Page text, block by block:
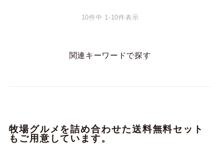
10件中 1 -10件表示
関連キーワードで探す
牧場グルメを詰め合わせた送料無料セット
もご用意しています。